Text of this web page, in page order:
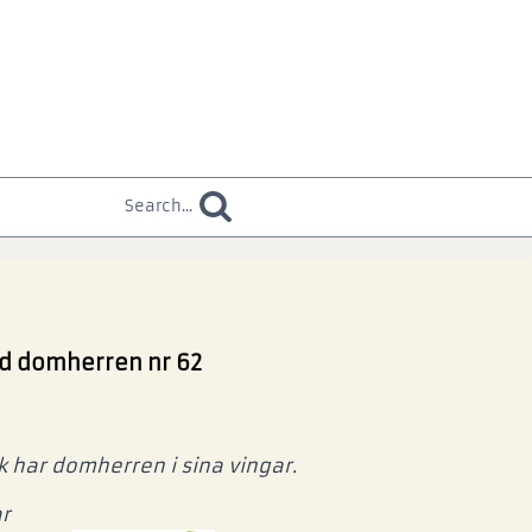
Search...
domherren nr 62
har domherren i sina vingar.